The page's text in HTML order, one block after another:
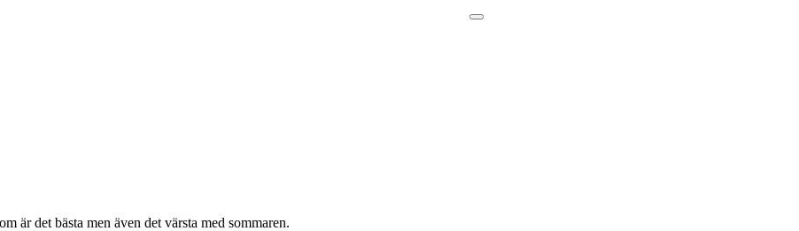
är det bästa men även det värsta med sommaren.